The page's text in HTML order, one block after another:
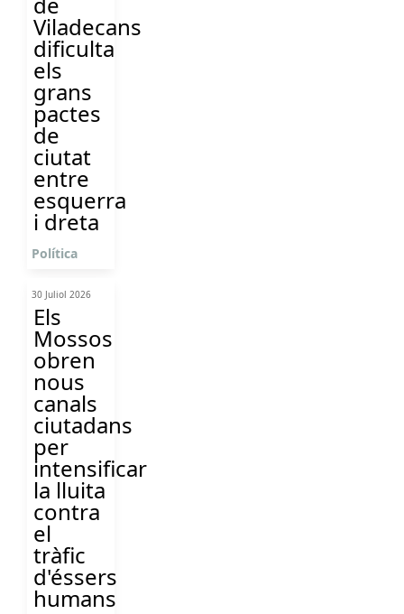
Viladecans
dificulta
els
grans
pactes
de
ciutat
entre
esquerra
i dreta
Política
30 Juliol 2026
Els
Mossos
obren
nous
canals
ciutadans
per
intensificar
la lluita
contra
el
tràfic
d'éssers
humans